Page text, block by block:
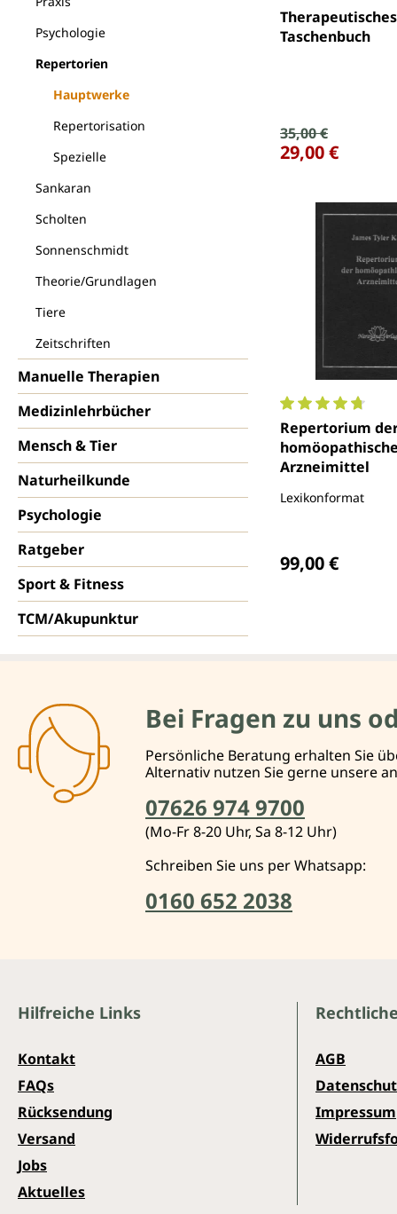
Psychologie
Repertorien
Hauptwerke
Repertorisation
Spezielle
Sankaran
Scholten
Sonnenschmidt
Theorie/Grundlagen
Tiere
Zeitschriften
Manuelle Therapien
Medizinlehrbücher
Mensch & Tier
Naturheilkunde
Psychologie
Ratgeber
Sport & Fitness
TCM/Akupunktur
Therapeutisches
Taschenbuch
Verkaufspreis:
Regulärer Preis:
35,00 €
29,00 €
Repertorium
Arzneimittel
Lexikonformat
99,00 €
Bei Fragen zu uns
Persönliche Beratung erhalten Sie
Alternativ nutzen Sie gerne unsere
07626 974 9700
(Mo-Fr 8-20 Uhr, Sa 8-12 Uhr)
Schreiben Sie uns per Whatsapp:
0160 652 2038
Hilfreiche Links
Kontakt
FAQs
Rücksendung
Versand
Jobs
Aktuelles
AGB
Impressum